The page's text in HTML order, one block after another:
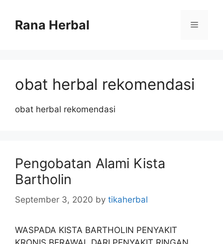
contentRana Herbal Menu
obat herbal rekomendasi
obat herbal rekomendasi
Pengobatan Alami Kista
Bartholin
September 3, 2020 by tikaherbal
WASPADA KISTA BARTHOLIN PENYAKIT